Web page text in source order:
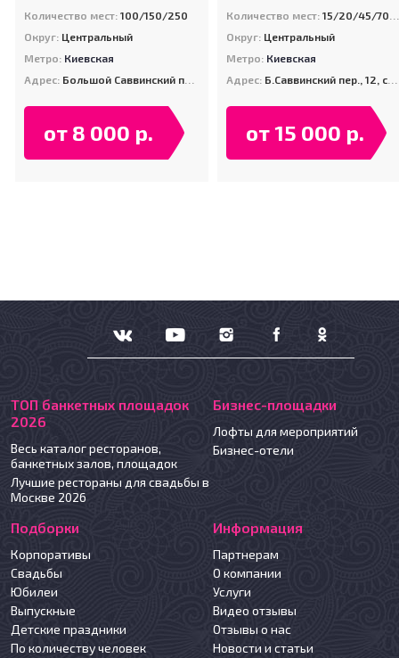
Количество мест:100/150/250
Округ: Центральный
Метро: Киевская
Адрес: Большой Саввинский переулок, 12, стр. 8
от 8 000 р.
Количество мест: 15/20/45/70/120
Округ: Центральный
Метро: Киевская
Адрес: Б.Саввинский пер., 12, стр. 2
от 15 000 р.
ТОП банкетных площадок
2026
Весь каталог ресторанов,
банкетных залов, площадок
Лучшие рестораны для свадьбы в
Москве 2026
Бизнес-площадки
Лофты для мероприятий
Бизнес-отели
Подборки
Корпоративы
Свадьбы
Юбилеи
Выпускные
Детские праздники
По количеству человек
Информация
Партнерам
О компании
Услуги
Видео отзывы
Отзывы о нас
Новости и статьи